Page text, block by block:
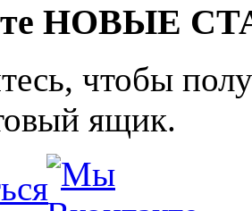
НОВЫЕ
чтобы
ящик.